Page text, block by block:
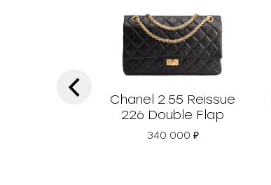
Chanel 2.55 Reissue
226 Double Flap
340 000 ₽
‹